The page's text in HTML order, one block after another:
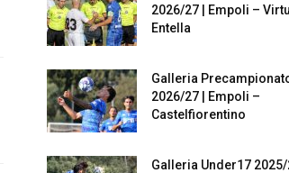
2026/27 | Empoli –
Entella
Galleria
2026/27 | Empoli –
Castelfiorentino
Galleria Under17 2025/